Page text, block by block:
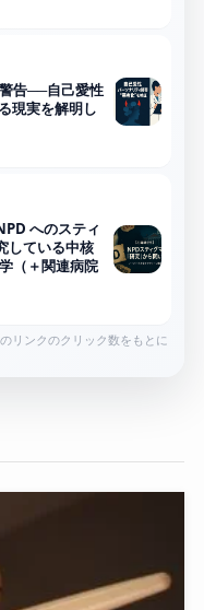
告──自己愛性
現実を解明し
へのスティ
している中核
（＋関連病院
リンクのクリック数をもとに